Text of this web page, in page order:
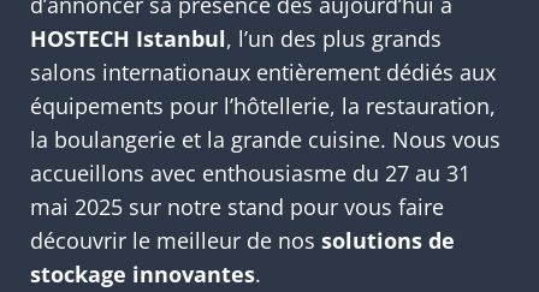
HOSTECH Istanbul, l’un des plus grands
salons internationaux entièrement dédiés aux
équipements pour l’hôtellerie, la restauration,
la boulangerie et la grande cuisine. Nous vous
accueillons avec enthousiasme du 27 au 31
mai 2025 sur notre stand pour vous faire
découvrir le meilleur de nos solutions de
stockage innovantes.